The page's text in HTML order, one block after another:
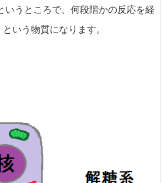
いうところで、何段階かの反応を経
という物質になります。